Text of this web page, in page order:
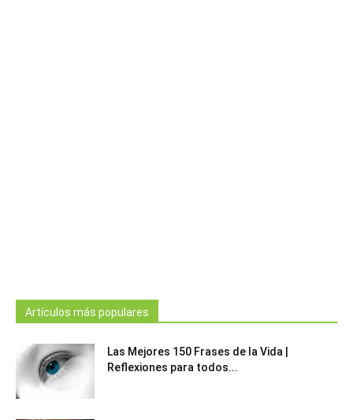
Artículos más populares
Las Mejores 150 Frases de la Vida |
Reflexiones para todos...